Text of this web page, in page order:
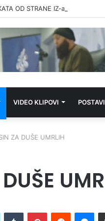
OD STRANE IZ-a
VIDEO KLIPOVI
ZA DUŠE UMRLIH